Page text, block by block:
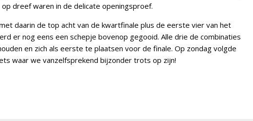
dreef waren in de delicate openingsproef.
daarin de top acht van de kwartfinale plus de eerste vier van het
er nog eens een schepje bovenop gegooid. Alle drie de combinaties
en zich als eerste te plaatsen voor de finale. Op zondag volgde
waar we vanzelfsprekend bijzonder trots op zijn!